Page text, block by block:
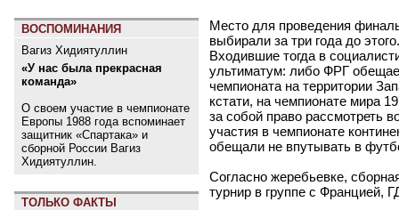
ВОСПОМИНАНИЯ
Вагиз Хидиятуллин
«У нас была прекрасная
команда»
О своем участие в чемпионате
Европы 1988 года вспоминает
защитник «Спартака» и
сборной России Вагиз
Хидиятуллин.
ТОЛЬКО ФАКТЫ
Место для проведения
выбирали за три года до
Входившие тогда в
ультиматум: либо ФРГ
чемпионата на территории
кстати, на чемпионате мира
за собой право рассмотреть
участия в чемпионате
обещали не впутывать в
Согласно жеребьевке,
турнир в группе с Францией,